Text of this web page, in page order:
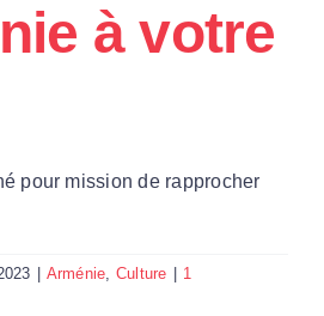
à votre
pour mission de rapprocher
Arménie, Culture
1